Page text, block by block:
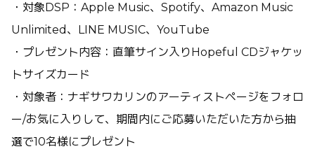
・対象DSP：Apple Music、Spotify、Amazon Music
Unlimited、LINE MUSIC、YouTube
・プレゼント内容：直筆サイン入りHopeful CDジャケッ
トサイズカード
・対象者：ナギサワカリンのアーティストページをフォロ
ー/お気に入りして、期間内にご応募いただいた方から抽
選で10名様にプレゼント